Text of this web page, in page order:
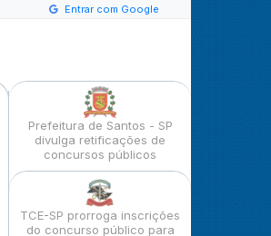
Entrar com Google
Prefeitura de Santos - SP
divulga retificações de
concursos públicos
TCE-SP prorroga inscrições
do concurso público para